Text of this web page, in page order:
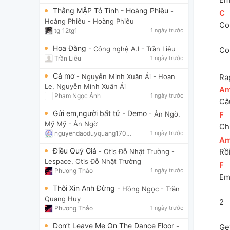
Thằng MẬP Tỏ Tình - Hoàng Phiêu -
Hoàng Phiêu - Hoàng Phiêu
tg_12tg1 1 ngày trước
Hoa Đăng - Công nghệ A.I - Trần Liêu
Trần Liêu 1 ngày trước
Cá mơ - Nguyễn Minh Xuân Ái - Hoan
Le, Nguyễn Minh Xuân Ái
Phạm Ngọc Ánh 1 ngày trước
Gửi em,người bất tử - Demo - Ân Ngờ,
Mỹ Mỹ - Ân Ngờ
nguyendaoduyquang17021 1 ngày trước
Điều Quý Giá - Otis Đỗ Nhật Trường -
Lespace, Otis Đỗ Nhật Trường
Phương Thảo 1 ngày trước
Thôi Xin Anh Đừng - Hồng Ngọc - Trần
Quang Huy
Phương Thảo 1 ngày trước
Don’t Leave Me On The Dance Floor -
[
C
[
[F
[
[F
2